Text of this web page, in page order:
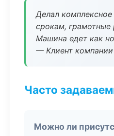
Делал
срокам, грамотные
Машина едет как
— Клиент компании
Часто
Можно ли